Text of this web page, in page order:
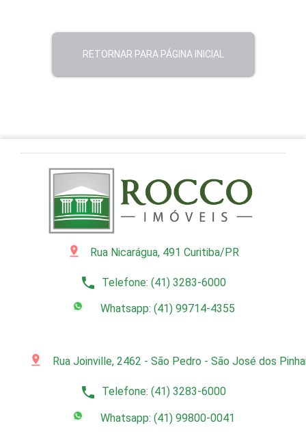
pin_drop Rua Nicarágua, 491 Curitiba/PR
phone Telefone: (41) 3283-6000
Whatsapp: (41) 99714-4355
pin_drop Rua Joinville, 2462 - São Pedro - São José dos
phone Telefone: (41) 3283-6000
Whatsapp: (41) 99800-0041
RETORNAR PARA PÁGINA INICIAL